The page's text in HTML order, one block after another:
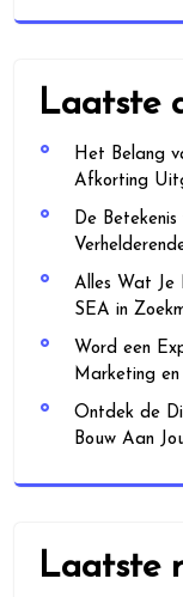
Laatste
Het Belang
Afkorting
De
Alles Wat Je
SEA in
Word een
Marketing
Ontdek de
Bouw Aan
Laatste